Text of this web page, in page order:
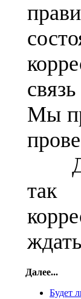
Мы
Далее...
Будет